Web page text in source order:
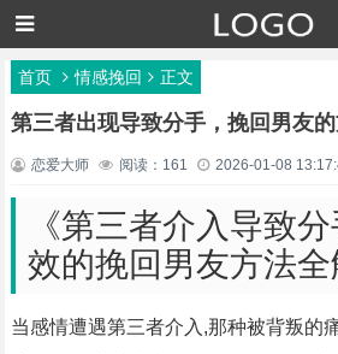
首页 情感挽回 正文
第三者出现导致分手，挽回男友
恋爱大师 阅读：161 2026-01-08
《第三者介入导致
效的挽回男友方法全
当感情遭遇第三者介入,那种被背叛的